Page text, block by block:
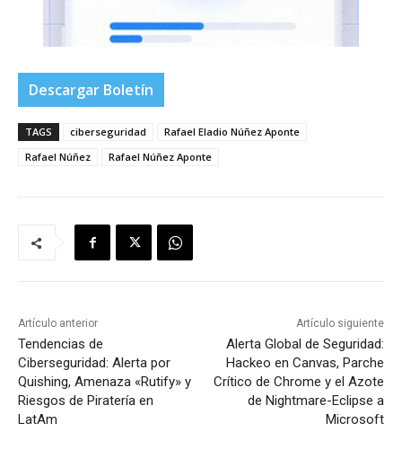
Descargar Boletín
TAGS ciberseguridad
Rafael Eladio Núñez Aponte
Rafael Núñez
Rafael Núñez Aponte
Artículo anterior
Tendencias de
Ciberseguridad: Alerta por
Quishing, Amenaza «Rutify» y
Riesgos de Piratería en
LatAm
Artículo siguiente
Alerta Global de Seguridad:
Hackeo en Canvas, Parche
Crítico de Chrome y el Azote
de Nightmare-Eclipse a
Microsoft